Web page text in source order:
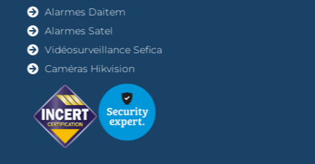
Alarmes Daitem
Alarmes Satel
Vidéosurveillance Sefica
Caméras Hikvision